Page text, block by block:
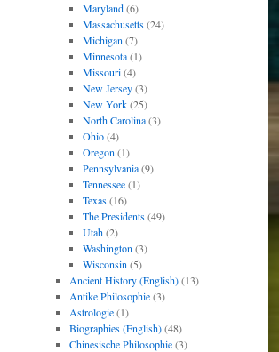
Maryland(6)
Massachusetts(24)
Michigan (7)
Minnesota(1)
Missouri(4)
New Jersey(3)
New York(25)
North Carolina(3)
Ohio(4)
Oregon (1)
Pennsylvania(9)
Tennessee(1)
Texas(16)
The Presidents(49)
Utah(2)
Washington (3)
Wisconsin (5)
Ancient History (English)(13)
Antike Philosophie(3)
Astrologie(1)
Biographies (English)(48)
Chinesische Philosophie(3)